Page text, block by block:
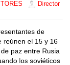
Director
de
reúnen el 15 y 16
paz entre Rusia
los soviéticos